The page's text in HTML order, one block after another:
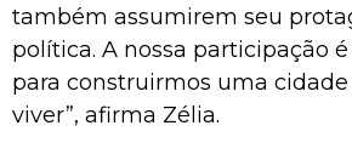
também assumirem seu
política. A nossa participação
para construirmos uma
viver”, afirma Zélia.